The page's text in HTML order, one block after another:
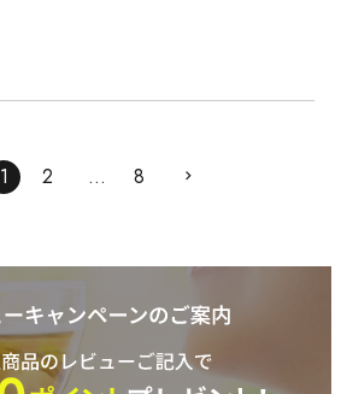
1 2 … 8